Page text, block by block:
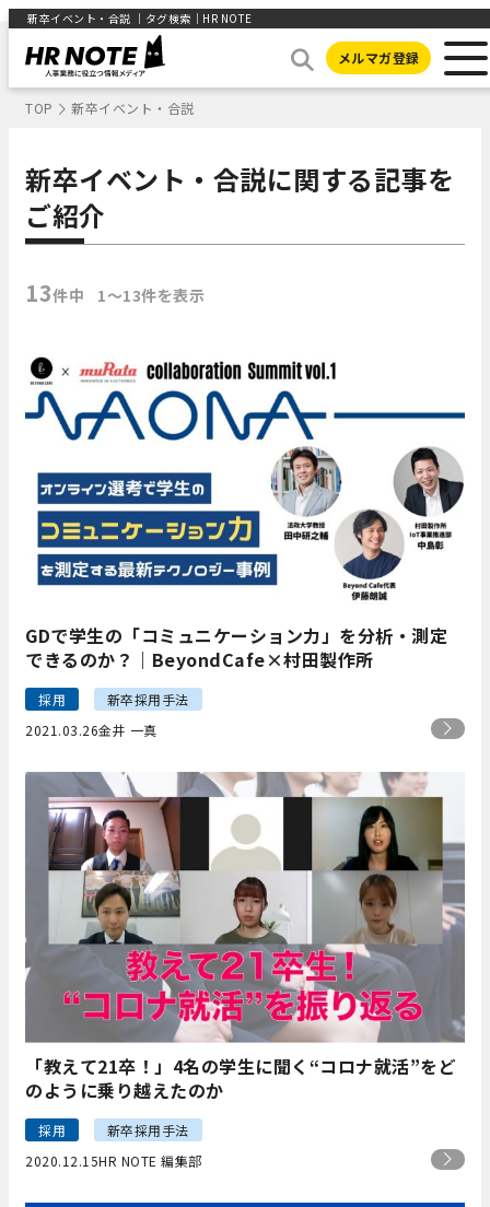
新卒イベント・合説 ｜タグ検索｜HR NOTE
メルマガ登録
TOP 新卒イベント・合説
新卒イベント・合説に関する記事を
ご紹介
13件中 1〜13件を表示
GDで学生の「コミュニケーション力」を分析・測定
できるのか？｜BeyondCafe×村田製作所
採用
新卒採用手法
2021.03.26金井 一真
「教えて21卒！」4名の学生に聞く“コロナ就活”をど
のように乗り越えたのか
採用
新卒採用手法
2020.12.15HR NOTE 編集部